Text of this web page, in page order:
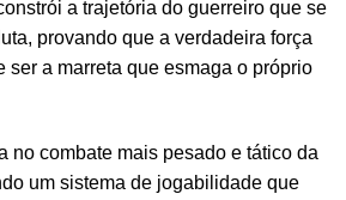
a trajetória do guerreiro que se
provando que a verdadeira força
ser a marreta que esmaga o próprio
no combate mais pesado e tático da
um sistema de jogabilidade que